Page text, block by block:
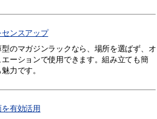
ンスアップ
のマガジンラックなら、場所を選ばず、オ
ーションで使用できます。組み立ても簡
力です。
有効活用